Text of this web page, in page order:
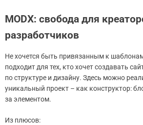
MODX: свобода для
разработчиков
Не хочется быть привязанным к
подходит для тех, кто хочет создавать
по структуре и дизайну. Здесь можно
уникальный проект – как конструктор:
за элементом.
Из плюсов: